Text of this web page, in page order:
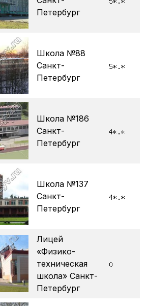
Петербург
Школа №88
Санкт-
Петербург
Школа №186
Санкт-
Петербург
Школа №137
Санкт-
Петербург
Лицей
«Физико-
техническая
школа» Санкт-
Петербург